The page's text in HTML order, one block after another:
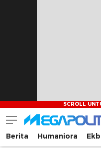
Megapolitan.co
Menyajikan berita-
Berita Humaniora